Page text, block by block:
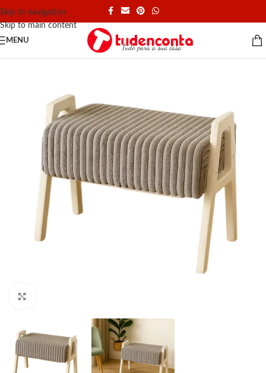
Skip to navigation
Skip to main content
MENU